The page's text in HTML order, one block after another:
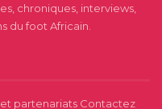
chroniques, interviews,
du foot Africain.
partenariats Contactez